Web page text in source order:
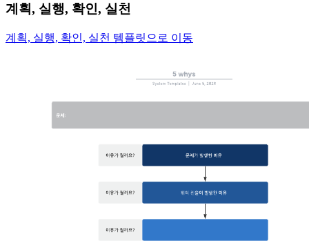
계획, 실행, 확인, 실천
계획, 실행, 확인, 실천 템플릿으로 이동